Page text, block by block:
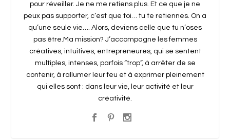
pour réveiller. Je ne me retiens plus. Et ce que je ne
peux pas supporter, c’est que toi… tu te retiennes. On a
qu’une seule vie…. Alors, deviens celle que tu n’oses
pas être.Ma mission? J’accompagne les femmes
créatives, intuitives, entrepreneures, qui se sentent
multiples, intenses, parfois “trop”, à arrêter de se
contenir, à rallumer leur feu et à exprimer pleinement
qui elles sont : dans leur vie, leur activité et leur
créativité.